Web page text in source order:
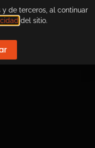
y de terceros, al continuar
del sitio.